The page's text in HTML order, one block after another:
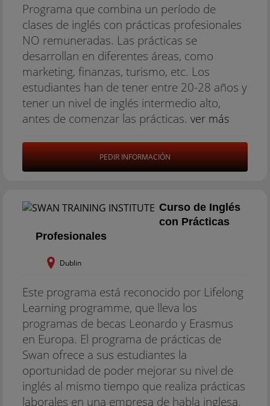
Programa que combina un período de
clases de inglés con prácticas profesionales
NO remuneradas. Las prácticas se
desarrollan en diferentes áreas, como
marketing, finanzas, turismo, etc. Los
estudiantes han de tener entre 20-28 años y
tener un nivel de inglés intermedio alto,
antes de comenzar las prácticas. ver más
PEDIR INFORMACIÓN
Curso de Inglés
con Prácticas
Profesionales
Dublin
Este programa está reconocido por Lifelong
Learning programme, que lleva los
programas de becas Leonardo y Erasmus
en Europa. El programa de prácticas de
Swan ofrece a sus estudiantes la
oportunidad de poder mejorar su nivel de
inglés al mismo tiempo que realiza prácticas
laborales en una empresa de habla inglesa.